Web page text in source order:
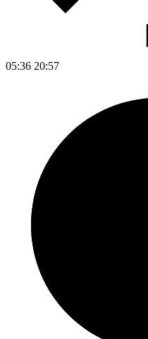
05:36 20:57